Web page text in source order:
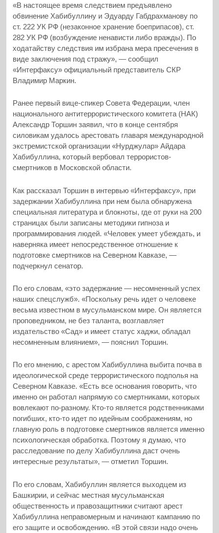
«В настоящее время следствием предъявлено
обвинение Хабибуллину и Эдуарду Габдрахманову по
ст. 222 УК РФ (незаконное хранение боеприпасов), ст.
282 УК РФ (возбуждение ненависти либо вражды). По
ходатайству следствия им избрана мера пресечения в
виде заключения под стражу», — сообщил
«Интерфаксу» официальный представитель СКР
Владимир Маркин.
Ранее первый вице-спикер Совета Федерации, член
национального антитеррористического комитета (НАК)
Александр Торшин заявил, что в конце сентября
силовикам удалось арестовать главаря международной
экстремистской организации «Нурджулар» Айдара
Хабибуллина, который вербовал террористов-
смертников в Московской области.
Как рассказал Торшин в интервью «Интерфаксу», при
задержании Хабибуллина при нем была обнаружена
специальная литература и блокноты, где от руки на 200
страницах были записаны методики гипноза и
программирования людей. «Человек умеет убеждать, и
наверняка имеет непосредственное отношение к
подготовке смертников на Северном Кавказе, —
подчеркнул сенатор.
По его словам, «это задержание — несомненный успех
наших спецслужб». «Поскольку речь идет о человеке
весьма известном в мусульманском мире. Он является
проповедником, не без таланта, возглавляет
издательство «Сад» и имеет статус хаджи, обладал
несомненным влиянием», — пояснил Торшин.
По его мнению, с арестом Хабибуллина выбита почва в
идеологической среде террористического подполья на
Северном Кавказе. «Есть все основания говорить, что
именно он работал напрямую со смертниками, которых
вовлекают по-разному. Кто-то является родственниками
погибших, кто-то идет по идейным соображениям, но
главную роль в подготовке смертников является именно
психологическая обработка. Поэтому я думаю, что
расследование по делу Хабибуллина даст очень
интересные результаты», — отметил Торшин.
По его словам, Хабибуллин является выходцем из
Башкирии, и сейчас местная мусульманская
общественность и правозащитники считают арест
Хабибуллина неправомерным и начинают кампанию по
его защите и освобождению. «В этой связи надо очень